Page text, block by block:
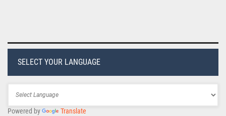
SELECT YOUR LANGUAGE
Powered by Translate